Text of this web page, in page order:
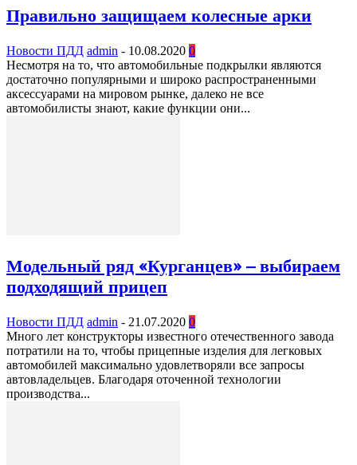
Правильно защищаем колесные арки
Новости ПДД admin - 10.08.2020 0
Несмотря на то, что автомобильные подкрылки являются
достаточно популярными и широко распространенными
аксессуарами на мировом рынке, далеко не все
автомобилисты знают, какие функции они...
Модельный ряд «Курганцев» – выбираем
подходящий прицеп
Новости ПДД admin - 21.07.2020 0
Много лет конструкторы известного отечественного завода
потратили на то, чтобы прицепные изделия для легковых
автомобилей максимально удовлетворяли все запросы
автовладельцев. Благодаря оточенной технологии
производства...